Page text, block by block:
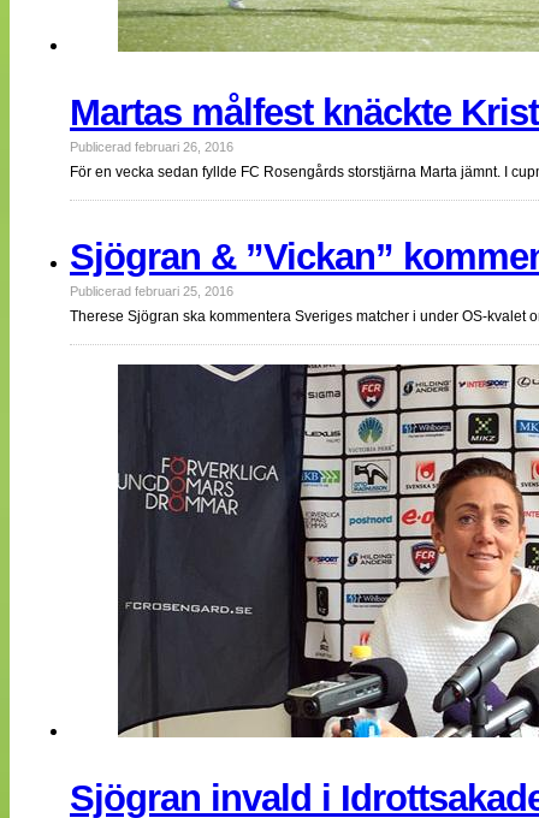
Martas målfest knäckte
Publicerad februari 26, 2016
För en vecka sedan fyllde FC Rosengårds storstjärna Marta jämnt. I
Sjögran & ”Vickan”
Publicerad februari 25, 2016
Therese Sjögran ska kommentera Sveriges matcher i under OS-
Sjögran invald i